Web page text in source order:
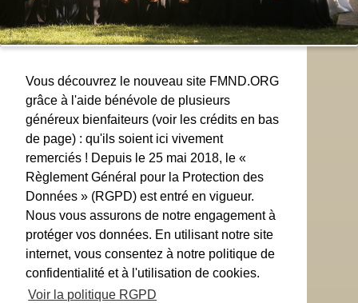
Vous découvrez le nouveau site FMND.ORG
grâce à l'aide bénévole de plusieurs
généreux bienfaiteurs (voir les crédits en bas
de page) : qu'ils soient ici vivement
remerciés ! Depuis le 25 mai 2018, le «
Règlement Général pour la Protection des
Données » (RGPD) est entré en vigueur.
Nous vous assurons de notre engagement à
protéger vos données. En utilisant notre site
internet, vous consentez à notre politique de
confidentialité et à l'utilisation de cookies.
Voir la politique RGPD